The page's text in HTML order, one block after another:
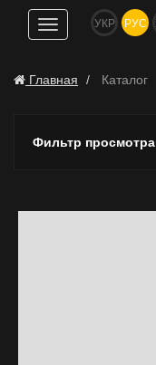
Показать
навигацию
УКР РУС
Главная Каталог
Фильтр просмотра